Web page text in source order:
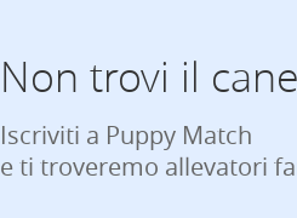
Non trovi il
Iscriviti a Puppy Match
e ti troveremo allevatori